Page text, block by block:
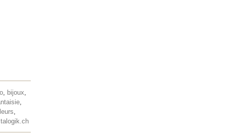
, bijoux,
,
,